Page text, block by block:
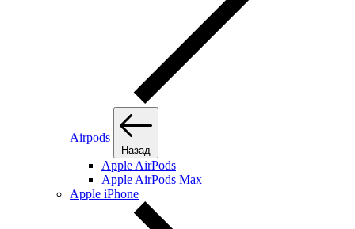
Airpods
Назад
Apple AirPods
Apple AirPods Max
Apple iPhone